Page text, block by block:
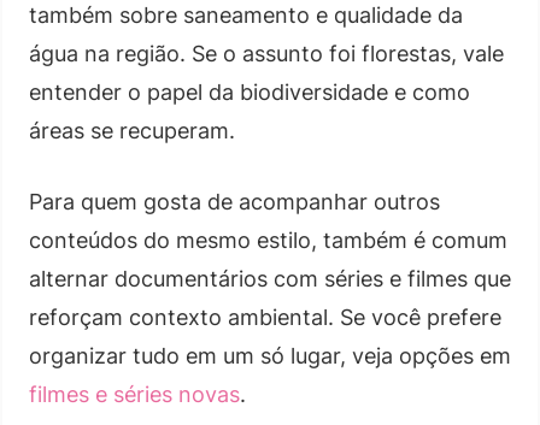
também sobre saneamento e qualidade da
água na região. Se o assunto foi florestas, vale
entender o papel da biodiversidade e como
áreas se recuperam.
Para quem gosta de acompanhar outros
conteúdos do mesmo estilo, também é comum
alternar documentários com séries e filmes que
reforçam contexto ambiental. Se você prefere
organizar tudo em um só lugar, veja opções em
filmes e séries novas.